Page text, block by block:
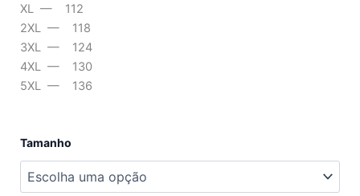
XL — 112
2XL — 118
3XL — 124
4XL — 130
5XL — 136
Tamanho
Quantidade
Blusa